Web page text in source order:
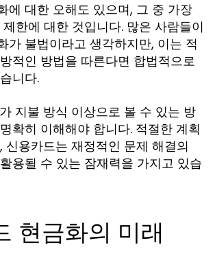
에 대한 오해도 있으며, 그 중 가장
한에 대한 것입니다. 많은 사람들이
가 불법이라고 생각하지만, 이는 적
적인 방법을 따른다면 합법적으로
니다.
지불 방식 이상으로 볼 수 있는 방
확히 이해해야 합니다. 적절한 계획
신용카드는 재정적인 문제 해결의
용될 수 있는 잠재력을 가지고 있습
현금화의 미래